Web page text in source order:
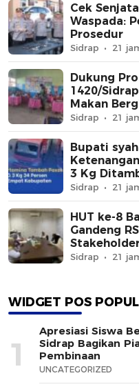
Cek
Waspada:
Prosedur
Sidrap 21
Dukung
1420/
Makan
Sidrap 21
Bupati
3 Kg
Sidrap 21
HUT ke-8
Gandeng
Sidrap 21
WIDGET POS
1
Apresiasi Siswa
Sidrap Bagikan
Pembinaan
UNCATEGORIZED